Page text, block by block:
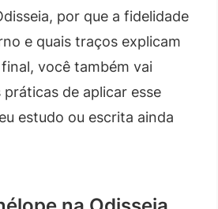
por que a fidelidade
e quais traços explicam
você também vai
de aplicar esse
estudo ou escrita ainda